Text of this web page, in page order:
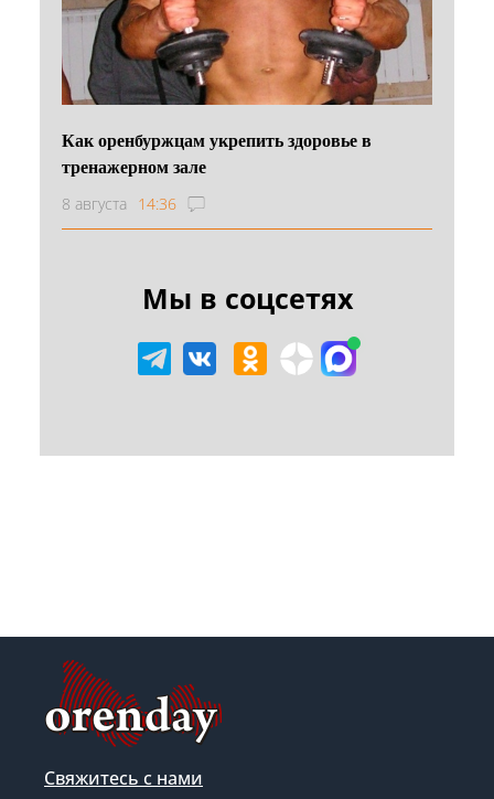
Как оренбуржцам укрепить здоровье в
тренажерном зале
8 августа 14:36
Мы в соцсетях
Свяжитесь с нами